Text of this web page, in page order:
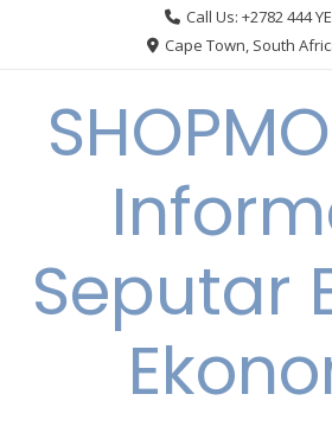
Call Us: +2782 444
Cape Town, South
Seputar